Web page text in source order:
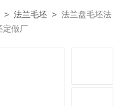
>法兰毛坯 >法兰盘毛坯法
定做厂